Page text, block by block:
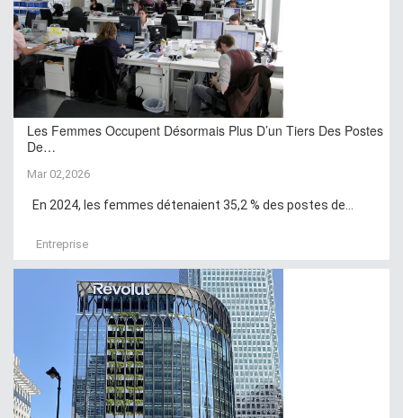
Les Femmes Occupent Désormais Plus D’un Tiers Des Postes
De…
Mar 02,2026
En 2024, les femmes détenaient 35,2 % des postes de...
Entreprise